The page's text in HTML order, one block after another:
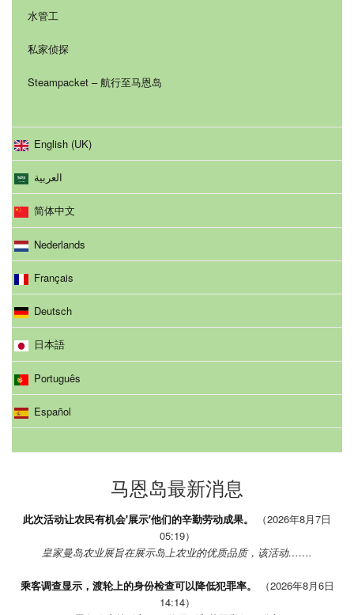
水管工
私家侦探
Steampacket – 航行至马恩岛
English (UK)
العربية
简体中文
Nederlands
Français
Deutsch
日本語
Português
Español
马恩岛最新消息
此次活动让农民有机会'展示'他们的辛勤劳动成果。
（2026年8月7日
05:19）
皇家曼岛农业展旨在展示岛上农业的优质品质，该活动…….
乘客调查显示，渡轮上的身份检查可以降低犯罪率。
（2026年8月6日
14:14）